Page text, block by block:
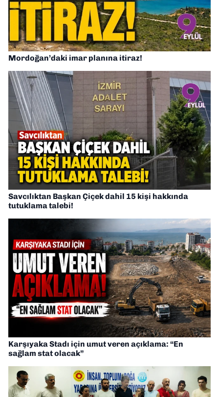
Mordoğan’daki imar planına itiraz!
Savcılıktan Başkan Çiçek dahil 15 kişi hakkında
tutuklama talebi!
Karşıyaka Stadı için umut veren açıklama: “En
sağlam stat olacak”